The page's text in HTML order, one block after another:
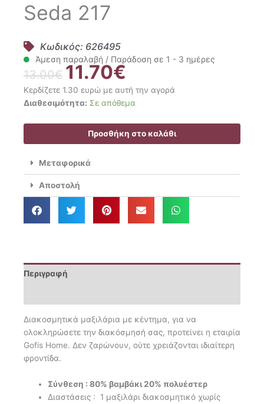
Seda 217
Κωδικός: 626495
Άμεση παραλαβή / Παράδοση σε 1 - 3 ημέρες
13.00€ Original
price
was:
13.00€.
11.70€
τρέχουσα
τιμή
είναι:
11.70€.
Κερδίζετε 1.30 ευρώ με αυτή την αγορά
Διαθεσιμότητα: Σε απόθεμα
Gofis
Διακοσμητική
Seda
Προσθήκη στο καλάθι
Μεταφορικά
Αποστολή
Περιγραφή
Διακοσμητικά μαξιλάρια με κέντημα, για να
ολοκληρώσετε την διακόσμησή σας, προτείνει η εταιρία
Gofis Ηome. Δεν ζαρώνουν, ούτε χρειάζονται ιδιαίτερη
φροντίδα.
Σύνθεση : 80% βαμβάκι 20% πολυέστερ
Διαστάσεις : 1 μαξιλάρι διακοσμητικό χωρίς